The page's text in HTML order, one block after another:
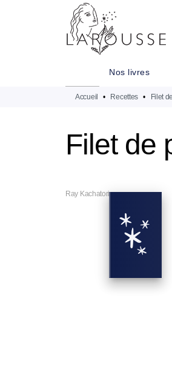
MENU
Nos livres
Accueil • Recettes • Filet
Filet de
Ray Kachatorian